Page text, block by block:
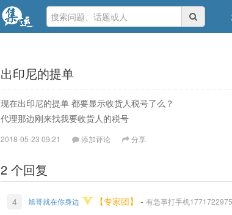
出印尼的提单
现在出印尼的提单 都要显示收货人税号了么？
代理那边刚来找我要收货人的税号
2018-05-23 09:21 添加评论 分享
2 个回复
4 旭哥就在你身边 【专家团】 - 有急事打手机